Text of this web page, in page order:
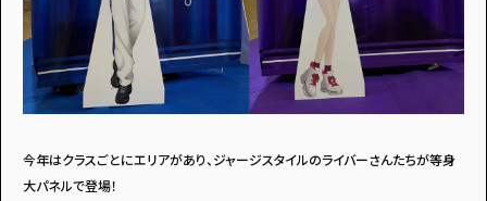
今年はクラスごとにエリアがあり、ジャージスタイルのライバーさんたちが等身
大パネルで登場！